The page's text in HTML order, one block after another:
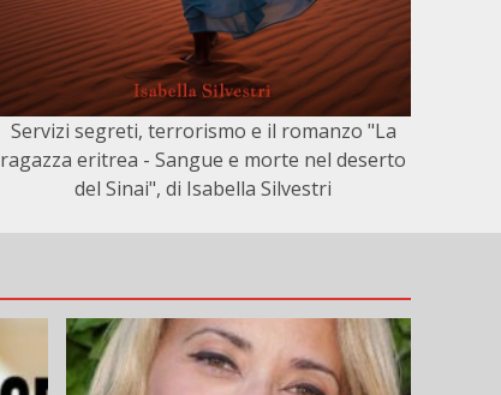
Servizi segreti, terrorismo e il romanzo "La
ragazza eritrea - Sangue e morte nel deserto
del Sinai", di Isabella Silvestri